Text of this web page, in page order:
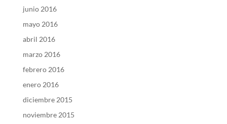
junio 2016
mayo 2016
abril 2016
marzo 2016
febrero 2016
enero 2016
diciembre 2015
noviembre 2015